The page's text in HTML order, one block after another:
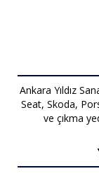
Ankara Yıldız
Seat, Skoda,
ve çıkma